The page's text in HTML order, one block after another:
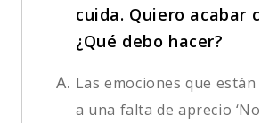
cuida. Quiero acabar
¿Qué debo hacer?
A. Las emociones que
a una falta de aprecio